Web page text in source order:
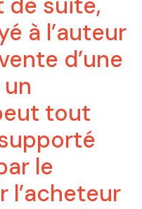
à l’auteur
d’une
tout
le
l’acheteur